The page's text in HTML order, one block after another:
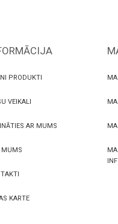
PRODUKTI
VEIKALI
AR MUMS
MUMS
KARTE